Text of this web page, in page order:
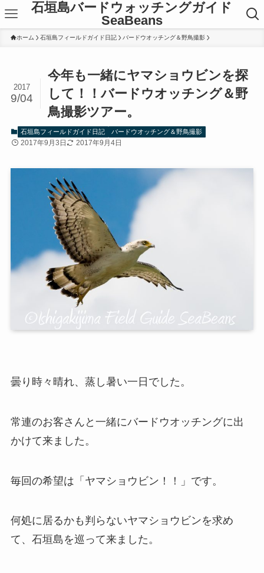
石垣島バードウォッチングガイド
SeaBeans
ホーム 石垣島フィールドガイド日記 バードウオッチング＆野鳥撮影
今年も一緒にヤマショウビンを探
して！！バードウオッチング＆野
鳥撮影ツアー。
2017
9/04
石垣島フィールドガイド日記 バードウオッチング＆野鳥撮影
2017年9月3日 2017年9月4日
曇り時々晴れ、蒸し暑い一日でした。
常連のお客さんと一緒にバードウオッチングに出
かけて来ました。
毎回の希望は「ヤマショウビン！！」です。
何処に居るかも判らないヤマショウビンを求め
て、石垣島を巡って来ました。